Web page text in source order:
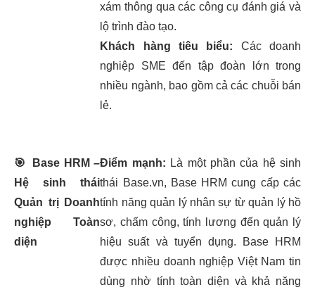
xám thông qua các công cụ đánh giá và
lộ trình đào tạo.
Khách hàng tiêu biểu: Các doanh
nghiệp SME đến tập đoàn lớn trong
nhiều ngành, bao gồm cả các chuỗi bán
lẻ.
🎯
Base HRM –
Hệ sinh thái
Quản trị Doanh
nghiệp Toàn
diện
Điểm mạnh: Là một phần của hệ sinh
thái Base.vn, Base HRM cung cấp các
tính năng quản lý nhân sự từ quản lý hồ
sơ, chấm công, tính lương đến quản lý
hiệu suất và tuyển dụng. Base HRM
được nhiều doanh nghiệp Việt Nam tin
dùng nhờ tính toàn diện và khả năng